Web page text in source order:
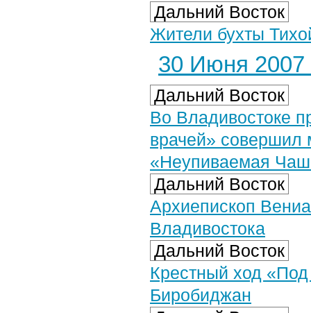
Дальний Восток
Жители бухты
30 Июня 2007
Дальний Восток
Во Владивостоке
врачей» совершил
«Неупиваемая
Дальний Восток
Архиепископ
Владивостока
Дальний Восток
Крестный ход
Биробиджан